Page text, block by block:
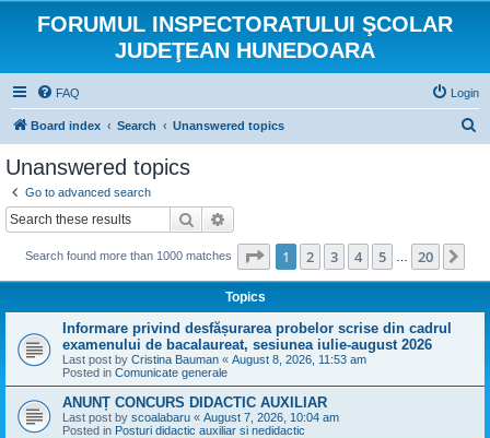
FORUMUL INSPECTORATULUI ŞCOLAR
JUDEŢEAN HUNEDOARA
FAQ Login
Board index Search Unanswered topics
Unanswered topics
Go to advanced search
Search
Search found more than 1000 matches Page 1of 20
1 2 3 4 5 20
Topics
Informare privind desfășurarea probelor scrise din cadrul
examenului de bacalaureat, sesiunea iulie-august 2026
Last post by Cristina Bauman « August 8, 2026, 11:53 am
Posted in Comunicate generale
ANUNȚ CONCURS DIDACTIC AUXILIAR
Last post by scoalabaru « August 7, 2026, 10:04 am
Posted in Posturi didactic auxiliar si nedidactic